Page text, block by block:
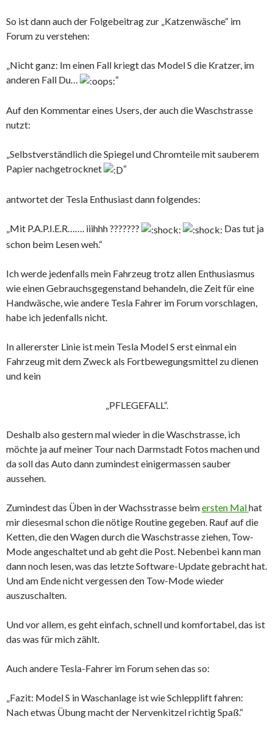
So ist dann auch der Folgebeitrag zur „Katzenwäsche“ im
Forum zu verstehen:
„Nicht ganz: Im einen Fall kriegt das Model S die Kratzer, im
anderen Fall Du…
“
Auf den Kommentar eines Users, der auch die Waschstrasse
nutzt:
„Selbstverständlich die Spiegel und Chromteile mit sauberem
Papier nachgetrocknet
“
antwortet der Tesla Enthusiast dann folgendes:
„Mit P.A.P.I.E.R……. iiihhh ???????
Das tut ja
schon beim Lesen weh.“
Ich werde jedenfalls mein Fahrzeug trotz allen Enthusiasmus
wie einen Gebrauchsgegenstand behandeln, die Zeit für eine
Handwäsche, wie andere Tesla Fahrer im Forum vorschlagen,
habe ich jedenfalls nicht.
In allererster Linie ist mein Tesla Model S erst einmal ein
Fahrzeug mit dem Zweck als Fortbewegungsmittel zu dienen
und kein
„PFLEGEFALL“.
Deshalb also gestern mal wieder in die Waschstrasse, ich
möchte ja auf meiner Tour nach Darmstadt Fotos machen und
da soll das Auto dann zumindest einigermassen sauber
aussehen.
Zumindest das Üben in der Wachsstrasse beimersten Malhat
mir diesesmal schon die nötige Routine gegeben. Rauf auf die
Ketten, die den Wagen durch die Waschstrasse ziehen, Tow-
Mode angeschaltet und ab geht die Post. Nebenbei kann man
dann noch lesen, was das letzte Software-Update gebracht hat.
Und am Ende nicht vergessen den Tow-Mode wieder
auszuschalten.
Und vor allem, es geht einfach, schnell und komfortabel, das ist
das was für mich zählt.
Auch andere Tesla-Fahrer im Forum sehen das so:
„Fazit: Model S in Waschanlage ist wie Schlepplift fahren:
Nach etwas Übung macht der Nervenkitzel richtig Spaß.“